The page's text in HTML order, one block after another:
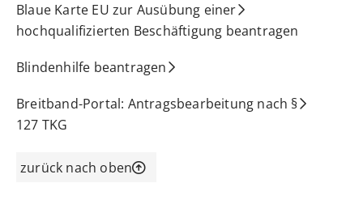
Blaue Karte EU zur Ausübung einer
hochqualifizierten Beschäftigung beantragen
Blindenhilfe beantragen
Breitband-Portal: Antragsbearbeitung nach §
127 TKG
zurück nach oben